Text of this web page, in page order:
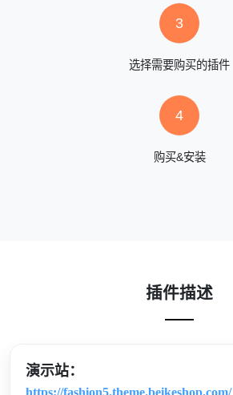
3
选择需要购买的插件
4
购买&安装
插件描述
演示站：
https://fashion5.theme.beikeshop.com/